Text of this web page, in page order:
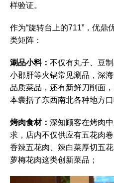
样验证。
作为“旋转台上的711”，优鼎
类矩阵：
涮品小料： 不仅有丸子、豆
小郡肝等火锅常见涮品，深
品质菜品，还有新鲜刀削面
本囊括了东西南北各种地方
烤肉食材： 深知顾客在烤肉
求，店内不仅供应有五花肉
香辣五花肉、辣白菜厚切五
萝梅花肉这类创新菜品；